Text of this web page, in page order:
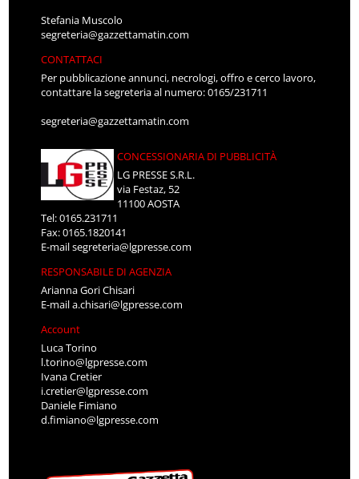
Stefania Muscolo
segreteria@gazzettamatin.com
CONTATTACI
Per pubblicazione annunci, necrologi, offro e cerco lavoro,
contattare la segreteria al numero: 0165/231711
segreteria@gazzettamatin.com
CONCESSIONARIA DI PUBBLICITÀ
LG PRESSE S.R.L.
via Festaz, 52
11100 AOSTA
Tel: 0165.231711
Fax: 0165.1820141
E-mailsegreteria@lgpresse.com
RESPONSABILE DI AGENZIA
Arianna Gori Chisari
E-maila.chisari@lgpresse.com
Account
Luca Torino
l.torino@lgpresse.com
Ivana Cretier
i.cretier@lgpresse.com
Daniele Fimiano
d.fimiano@lgpresse.com